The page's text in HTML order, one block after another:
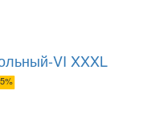
VI XXXL